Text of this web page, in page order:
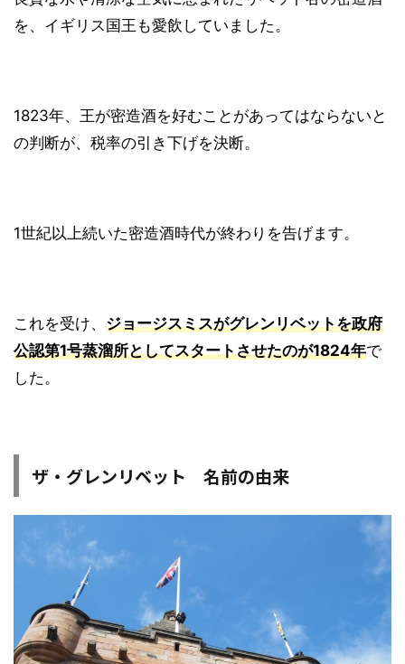
を、イギリス国王も愛飲していました。
1823年、王が密造酒を好むことがあってはならないと
の判断が、税率の引き下げを決断。
1世紀以上続いた密造酒時代が終わりを告げます。
これを受け、 ジョージスミスがグレンリベットを政府
公認第1号蒸溜所としてスタートさせたのが1824年で
した。
ザ・グレンリベット 名前の由来